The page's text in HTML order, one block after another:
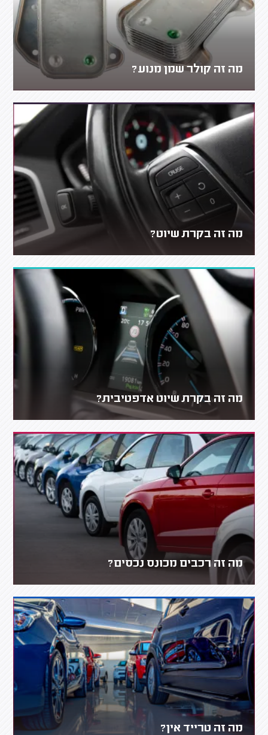
מה זה קולר שמן מנוע?
מה זה בקרת שיוט?
מה זה בקרת שיוט אדפטיבית?
מה זה רכבים מכונס נכסים?
מה זה טרייד אין?